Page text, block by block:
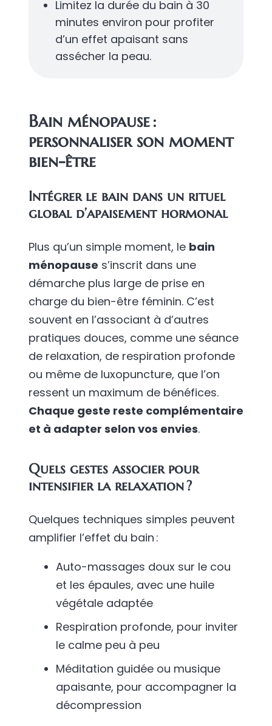
Limitez la durée du bain à 30
minutes environ pour profiter
d’un effet apaisant sans
assécher la peau.
Bain ménopause :
personnaliser son moment
bien-être
Intégrer le bain dans un rituel
global d’apaisement hormonal
Plus qu’un simple moment, le bain
ménopause s’inscrit dans une
démarche plus large de prise en
charge du bien-être féminin. C’est
souvent en l’associant à d’autres
pratiques douces, comme une séance
de relaxation, de respiration profonde
ou même de luxopuncture, que l’on
ressent un maximum de bénéfices.
Chaque geste reste complémentaire
et à adapter selon vos envies.
Quels gestes associer pour
intensifier la relaxation ?
Quelques techniques simples peuvent
amplifier l’effet du bain :
Auto-massages doux sur le cou
et les épaules, avec une huile
végétale adaptée
Respiration profonde, pour inviter
le calme peu à peu
Méditation guidée ou musique
apaisante, pour accompagner la
décompression